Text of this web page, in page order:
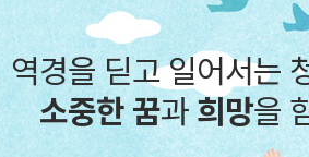
역경을 딛고 일어서는
소중한 꿈과희망을